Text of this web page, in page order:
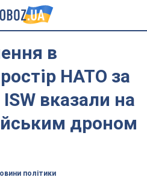
в
НАТО за
вказали на
дроном
політики